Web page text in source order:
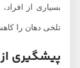
بسیاری از افراد،
تلخی دهان را کاهش
پیشگیری از